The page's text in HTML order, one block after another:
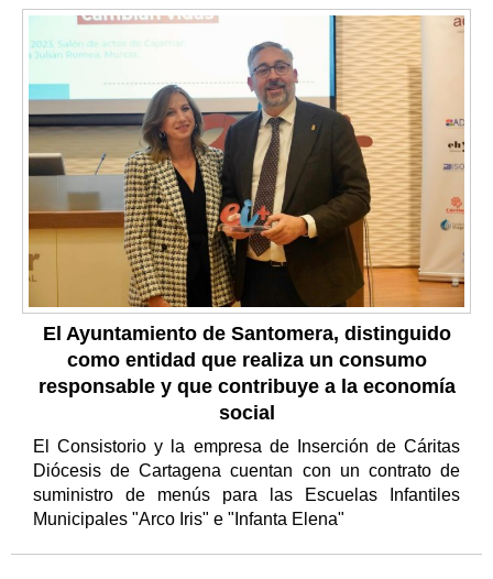
El Ayuntamiento de Santomera, distinguido
como entidad que realiza un consumo
responsable y que contribuye a la economía
social
El Consistorio y la empresa de Inserción de Cáritas
Diócesis de Cartagena cuentan con un contrato de
suministro de menús para las Escuelas Infantiles
Municipales "Arco Iris" e "Infanta Elena"